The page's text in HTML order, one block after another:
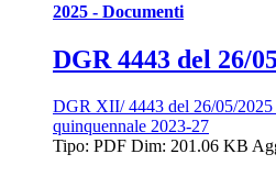
2025 - Documenti
DGR 4443 del 26/
DGR XII/ 4443 del 26/05/2025
quinquennale 2023-27
Tipo: PDF Dim: 201.06 KB